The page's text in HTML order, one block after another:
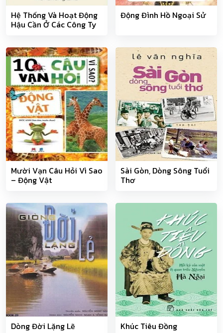
Hệ Thống Và Hoạt Động
Hậu Cần Ở Các Công Ty
Động Đình Hồ Ngoại Sử
Mười Vạn Câu Hỏi Vì Sao
– Động Vật
Sài Gòn, Dòng Sông Tuổi
Thơ
Dòng Đời Lặng Lẽ Khúc Tiêu Đồng